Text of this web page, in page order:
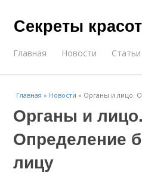
Секреты
Главная Новости Статьи
Главная » Новости » Органы и лицо.
Органы и лицо.
Определение
лицу